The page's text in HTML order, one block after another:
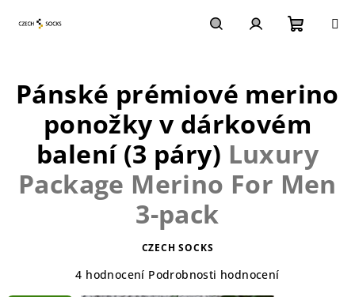
košík
Pánské prémiové merino
ponožky v dárkovém
balení (3 páry) Luxury
Package Merino For Men
3-pack
CZECH SOCKS
Průměrné
4 hodnocení Podrobnosti hodnocení